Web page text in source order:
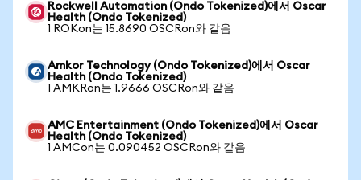
Rockwell Automation (Ondo Tokenized)에서 Oscar
Health (Ondo Tokenized)
1 ROKon는 15.8690 OSCRon와 같음
Amkor Technology (Ondo Tokenized)에서 Oscar
Health (Ondo Tokenized)
1 AMKRon는 1.9666 OSCRon와 같음
AMC Entertainment (Ondo Tokenized)에서 Oscar
Health (Ondo Tokenized)
1 AMCon는 0.090452 OSCRon와 같음